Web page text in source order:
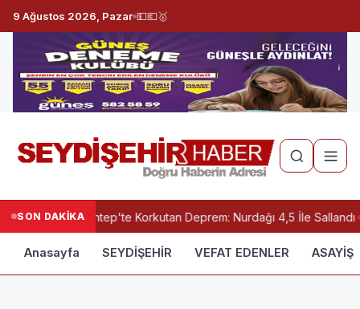
9 Ağustos 2026, Pazar 💵💶🥇
SON DAKİKAGaziantep'te Korkutan Deprem: Nurdağı 4,5 İle Sallandı
Anasayfa SEYDİŞEHİR VEFAT EDENLER ASAYİŞ